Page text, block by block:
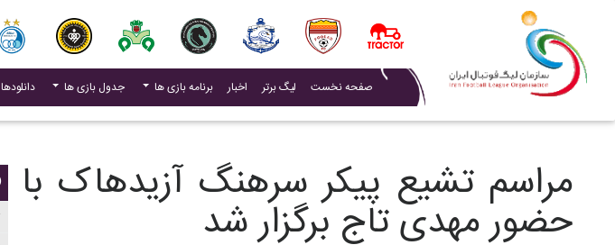
صفحه نخست لیگ برتر اخبار(current) برنامه بازی ها جدول بازی ها دانلودها
مراسم تشیع پیکر سرهنگ آزیدهاک با
حضور مهدی تاج برگزار شد